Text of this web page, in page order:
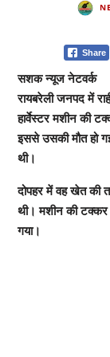
Share
सशक न्यूज नेटवर्क
रायबरेली जनपद में
हार्वेस्टर मशीन की
इससे उसकी मौत हो
थी।
दोपहर में वह खेत की
थी। मशीन की
गया।